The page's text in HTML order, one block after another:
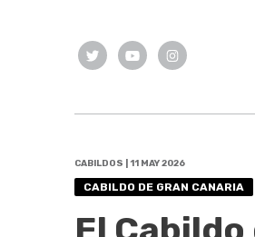
CABILDOS | 11 MAY 2026
CABILDO DE GRAN CANARIA